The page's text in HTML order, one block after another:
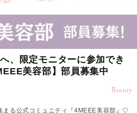
、限定モニターに参加でき
美容部】部員募集中
Beauty
まる公式コミュニティ『4MEEE美容部』♡